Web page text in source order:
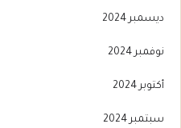
ديسمبر 2024
نوفمبر 2024
أكتوبر 2024
سبتمبر 2024